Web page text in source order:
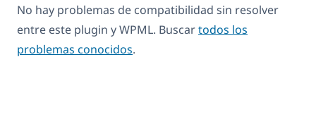
No hay problemas de compatibilidad sin resolver
entre este plugin y WPML. Buscartodos los
problemas conocidos.